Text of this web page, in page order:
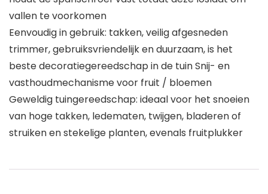
vallen te voorkomen
Eenvoudig in gebruik: takken, veilig afgesneden
trimmer, gebruiksvriendelijk en duurzaam, is het
beste decoratiegereedschap in de tuin Snij- en
vasthoudmechanisme voor fruit / bloemen
Geweldig tuingereedschap: ideaal voor het snoeien
van hoge takken, ledematen, twijgen, bladeren of
struiken en stekelige planten, evenals fruitplukker